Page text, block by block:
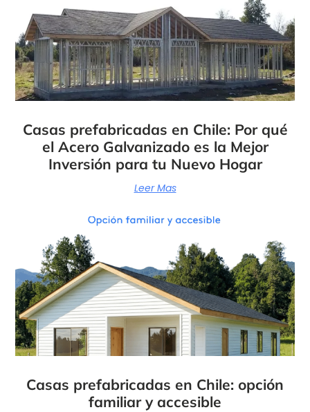
Casas prefabricadas en Chile: Por qué
el Acero Galvanizado es la Mejor
Inversión para tu Nuevo Hogar
Leer Mas
Casas prefabricadas en Chile: opción
familiar y accesible